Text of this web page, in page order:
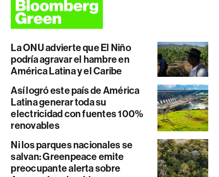
La ONU advierte que El Niño
podría agravar el hambre en
América Latina y el Caribe
Así logró este país de América
Latina generar toda su
electricidad con fuentes 100%
renovables
Ni los parques nacionales se
salvan: Greenpeace emite
preocupante alerta sobre